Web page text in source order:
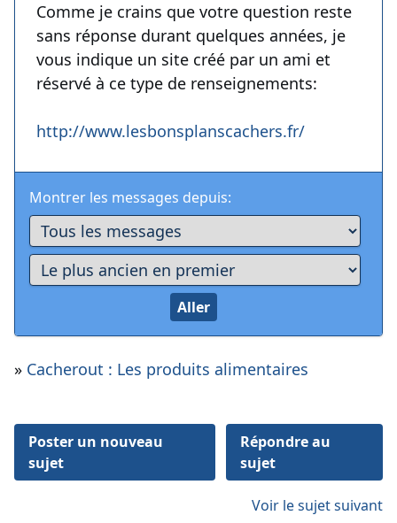
Comme je crains que votre question reste
sans réponse durant quelques années, je
vous indique un site créé par un ami et
réservé à ce type de renseignements:
http://www.lesbonsplanscachers.fr/
Montrer les messages depuis:
» Cacherout : Les produits alimentaires
Poster un nouveau
sujet
Répondre au
sujet
Voir le sujet suivant